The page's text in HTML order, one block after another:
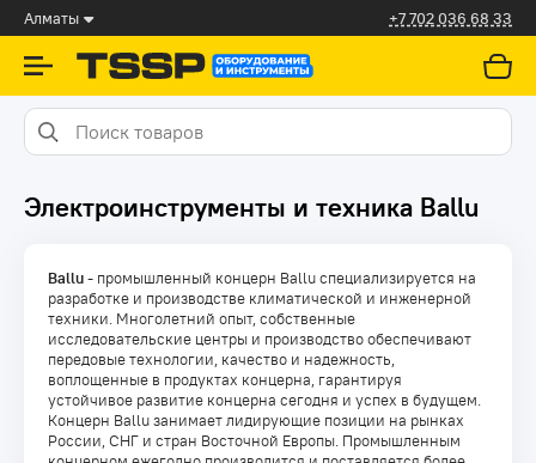
Алматы +7 702 036 68 33
Электроинструменты и техника Ballu
Ballu- промышленный концерн Ballu специализируется на
разработке и производстве климатической и инженерной
техники. Многолетний опыт, собственные
исследовательские центры и производство обеспечивают
передовые технологии, качество и надежность,
воплощенные в продуктах концерна, гарантируя
устойчивое развитие концерна сегодня и успех в будущем.
Концерн Ballu занимает лидирующие позиции на рынках
России, СНГ и стран Восточной Европы. Промышленным